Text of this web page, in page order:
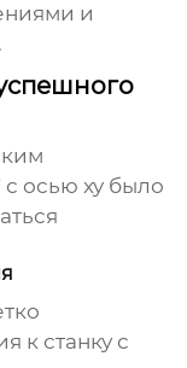
и
с осью xy было
к станку с